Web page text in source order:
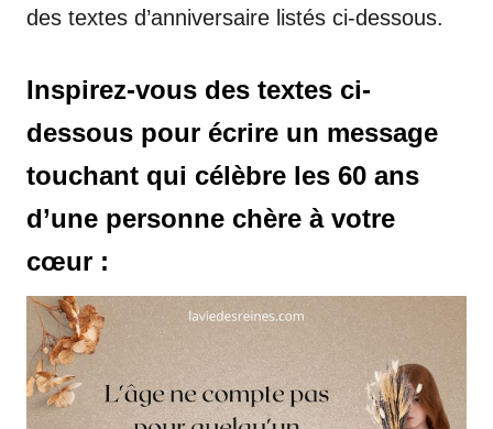
des textes d’anniversaire listés ci-dessous.
Inspirez-vous des textes ci-
dessous pour écrire un message
touchant qui célèbre les 60 ans
d’une personne chère à votre
cœur :